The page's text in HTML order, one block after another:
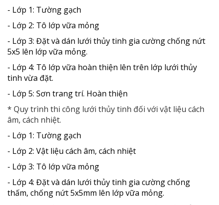
- Lớp 1: Tường gạch
- Lớp 2: Tô lớp vữa mỏng
- Lớp 3: Đặt và dán lưới thủy tinh gia cường chống nứt
5x5 lên lớp vữa mỏng.
- Lớp 4: Tô lớp vữa hoàn thiện lên trên lớp lưới thủy
tinh vừa đặt.
- Lớp 5: Sơn trang trí. Hoàn thiện
* Quy trình thi công lưới thủy tinh đối với vật liệu cách
âm, cách nhiệt.
- Lớp 1: Tường gạch
- Lớp 2: Vật liệu cách âm, cách nhiệt
- Lớp 3: Tô lớp vữa mỏng
- Lớp 4: Đặt và dán lưới thủy tinh gia cường chống
thấm, chống nứt 5x5mm lên lớp vữa mỏng.